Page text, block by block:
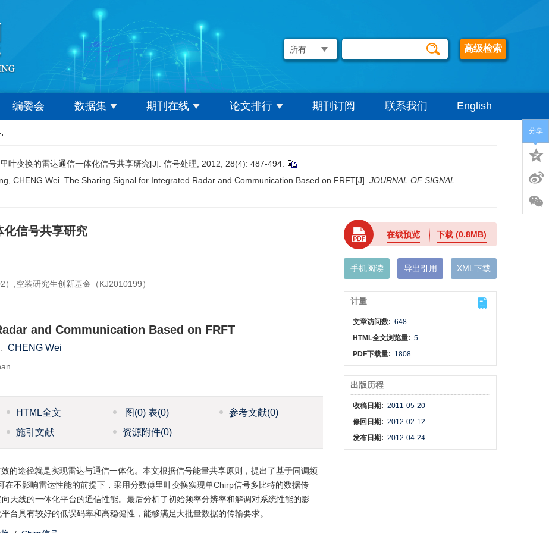
高级检索
编委会 数据集 期刊在线 论文排行 期刊订阅 联系我们 English
叶变换的雷达通信一体化信号共享研究[J]. 信号处理, 2012, 28(4): 487-494.
CHENG Wei. The Sharing Signal for Integrated Radar and Communication Based on FRFT[J]. JOURNAL OF SIGNAL
化信号共享研究
;空装研究生创新基金（KJ2010199）
and Communication Based on FRFT
, CHENG Wei
HTML全文 图 (0) 表(0) 参考文献(0)
施引文献 资源附件(0)
的途径就是实现雷达与通信一体化。本文根据信号能量共享原则，提出了基于同调频
不影响雷达性能的前提下，采用分数傅里叶变换实现单Chirp信号多比特的数据传
天线的一体化平台的通信性能。最后分析了初始频率分辨率和解调对系统性能的影
台具有较好的低误码率和高稳健性，能够满足大批量数据的传输要求。
在线预览 下载(0.8MB)
手机阅读 导出引用 XML下载
计量
文章访问数: 648
HTML全文浏览量: 5
PDF下载量: 1808
出版历程
收稿日期: 2011-05-20
修回日期: 2012-02-12
发布日期: 2012-04-24
分享